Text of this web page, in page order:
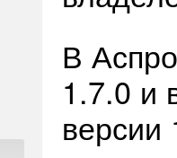
В
1.7.0 и
версии